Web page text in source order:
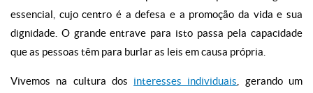
essencial, cujo centro é a defesa e a promoção da vida e sua
dignidade. O grande entrave para isto passa pela capacidade
que as pessoas têm para burlar as leis em causa própria.
Vivemos na cultura dos interesses individuais , gerando um